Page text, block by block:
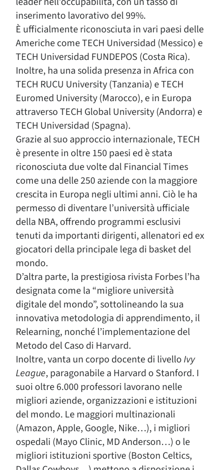
inserimento lavorativo del 99%.
È ufficialmente riconosciuta in vari paesi delle
Americhe come TECH Universidad (Messico) e
TECH Universidad FUNDEPOS (Costa Rica).
Inoltre, ha una solida presenza in Africa con
TECH RUCU University (Tanzania) e TECH
Euromed University (Marocco), e in Europa
attraverso TECH Global University (Andorra) e
TECH Universidad (Spagna).
Grazie al suo approccio internazionale, TECH
è presente in oltre 150 paesi ed è stata
riconosciuta due volte dal Financial Times
come una delle 250 aziende con la maggiore
crescita in Europa negli ultimi anni. Ciò le ha
permesso di diventare l’università ufficiale
della NBA, offrendo programmi esclusivi
tenuti da importanti dirigenti, allenatori ed ex
giocatori della principale lega di basket del
mondo.
D’altra parte, la prestigiosa rivista Forbes l’ha
designata come la “migliore università
digitale del mondo”, sottolineando la sua
innovativa metodologia di apprendimento, il
Relearning, nonché l’implementazione del
Metodo del Caso di Harvard.
Inoltre, vanta un corpo docente di livelloIvy
League, paragonabile a Harvard o Stanford. I
suoi oltre 6.000 professori lavorano nelle
migliori aziende, organizzazioni e istituzioni
del mondo. Le maggiori multinazionali
(Amazon, Apple, Google, Nike…), i migliori
ospedali (Mayo Clinic, MD Anderson…) o le
migliori istituzioni sportive (Boston Celtics,